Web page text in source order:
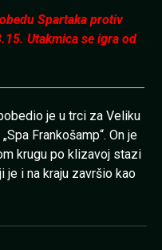
Spartaka protiv
Utakmica se igra od
je u trci za Veliku
Frankošamp“. On je
krugu po klizavoj stazi
je i na kraju završio kao